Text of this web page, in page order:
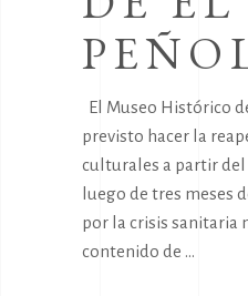
El Museo Histórico
previsto hacer la
culturales a partir del
luego de tres meses
por la crisis sanitaria
contenido de